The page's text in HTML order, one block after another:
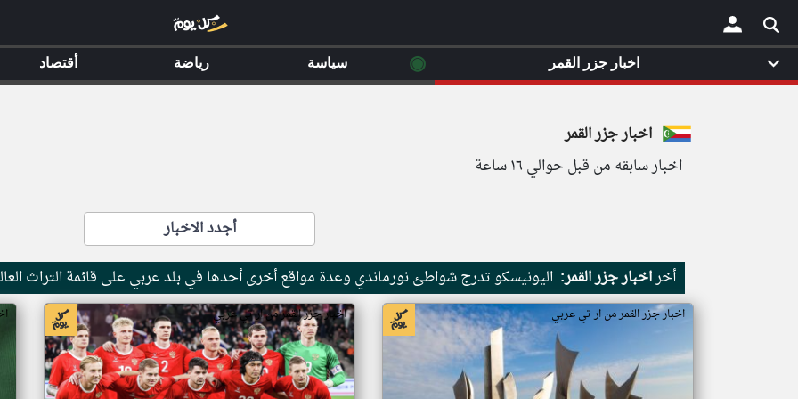
×
اخبار جزر القمر
اخبار سابقه من قبل حوالي ١٦ ساعة
أجدد الاخبار
أخراخبار جزر القمر: اليونيسكو تدرج شواطئ نورماندي وعدة مواقع أخرى أحدها في بلد عربي على قائمة التراث
اخبار جزر القمر من ار تي عربي اخبار جزر القمر من ار تي عربي
اخبار جزر القمر ◉ سياسة رياضة أقتصاد